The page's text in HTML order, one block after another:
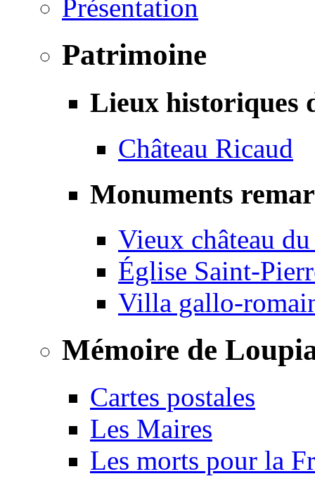
Présentation
Patrimoine
Lieux historiques
Château Ricaud
Monuments
Vieux château
Église Saint-
Villa gallo-
Mémoire de
Cartes postales
Les Maires
Les morts pour la